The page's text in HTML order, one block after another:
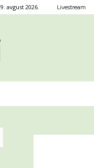
9. avgust 2026. Livestream